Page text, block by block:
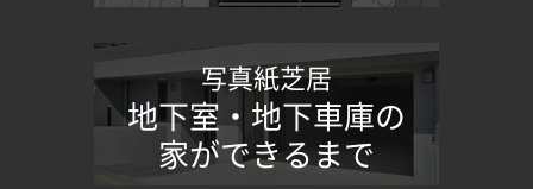
写真紙芝居
地下室・地下車庫の
家ができるまで